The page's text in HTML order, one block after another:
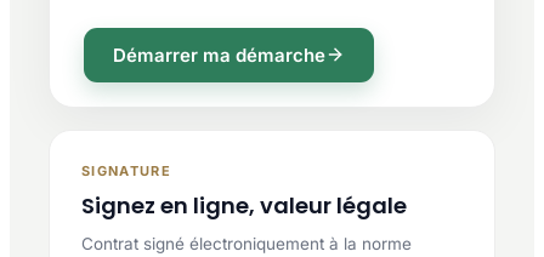
Démarrer ma démarche
SIGNATURE
Signez en ligne, valeur légale
Contrat signé électroniquement à la norme